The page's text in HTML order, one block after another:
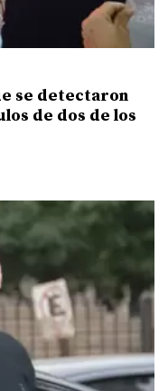
se detectaron
de dos de los